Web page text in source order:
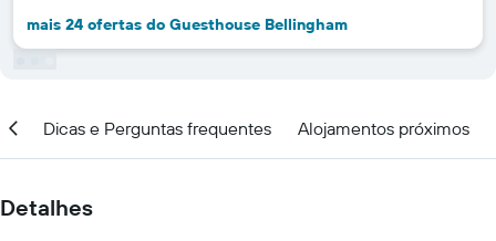
mais 24 ofertas do Guesthouse Bellingham
Dicas e Perguntas frequentes Alojamentos próximos
Detalhes